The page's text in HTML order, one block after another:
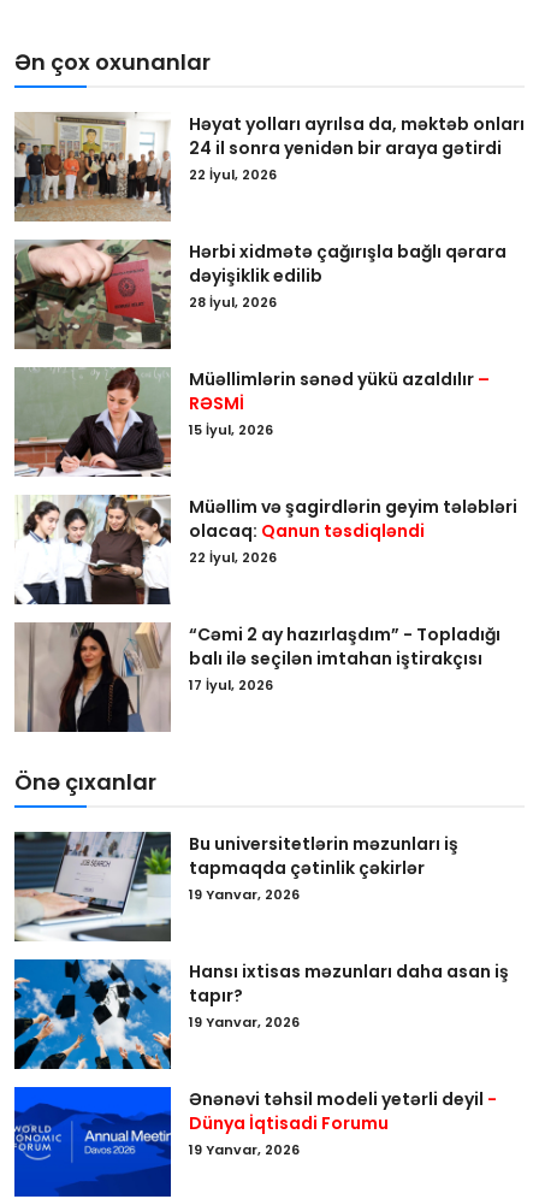
Ən çox oxunanlar
Həyat yolları ayrılsa da, məktəb onları
24 il sonra yenidən bir araya gətirdi
22 İyul, 2026
Hərbi xidmətə çağırışla bağlı qərara
dəyişiklik edilib
28 İyul, 2026
Müəllimlərin sənəd yükü azaldılır –
RƏSMİ
15 İyul, 2026
Müəllim və şagirdlərin geyim tələbləri
olacaq: Qanun təsdiqləndi
22 İyul, 2026
“Cəmi 2 ay hazırlaşdım” - Topladığı
balı ilə seçilən imtahan iştirakçısı
17 İyul, 2026
Önə çıxanlar
Bu universitetlərin məzunları iş
tapmaqda çətinlik çəkirlər
19 Yanvar, 2026
Hansı ixtisas məzunları daha asan iş
tapır?
19 Yanvar, 2026
Ənənəvi təhsil modeli yetərli deyil -
Dünya İqtisadi Forumu
19 Yanvar, 2026